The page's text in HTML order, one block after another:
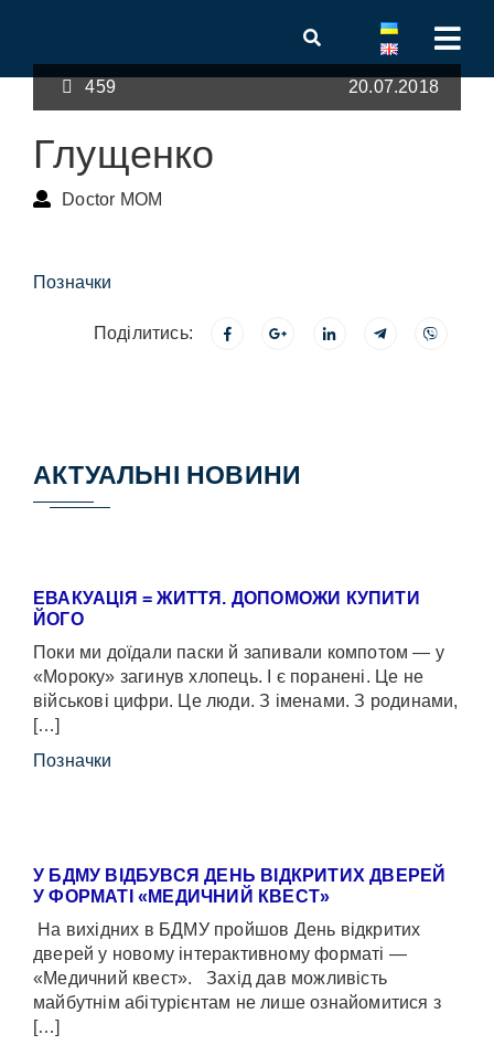
459 20.07.2018
Глущенко
Doctor MOM
Позначки
Поділитись:
АКТУАЛЬНІ НОВИНИ
ЕВАКУАЦІЯ = ЖИТТЯ. ДОПОМОЖИ КУПИТИ
ЙОГО
Поки ми доїдали паски й запивали компотом — у
«Мороку» загинув хлопець. І є поранені. Це не
військові цифри. Це люди. З іменами. З родинами,
[…]
Позначки
У БДМУ ВІДБУВСЯ ДЕНЬ ВІДКРИТИХ ДВЕРЕЙ
У ФОРМАТІ «МЕДИЧНИЙ КВЕСТ»
На вихідних в БДМУ пройшов День відкритих
дверей у новому інтерактивному форматі —
«Медичний квест». Захід дав можливість
майбутнім абітурієнтам не лише ознайомитися з
[…]